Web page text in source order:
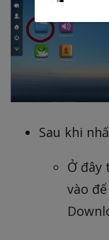
Sau khi
Ở đây
vào